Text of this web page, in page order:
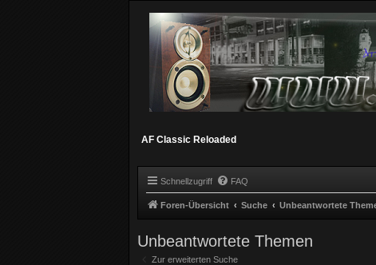
AF Classic Reloaded
Schnellzugriff FAQ
Foren-Übersicht Suche Unbeantwortete
Unbeantwortete Themen
Zur erweiterten Suche